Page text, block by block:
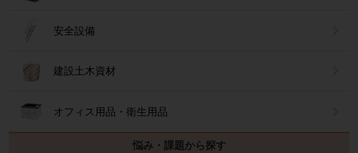
安全設備
建設土木資材
オフィス用品・衛生用品
悩み・課題から探す